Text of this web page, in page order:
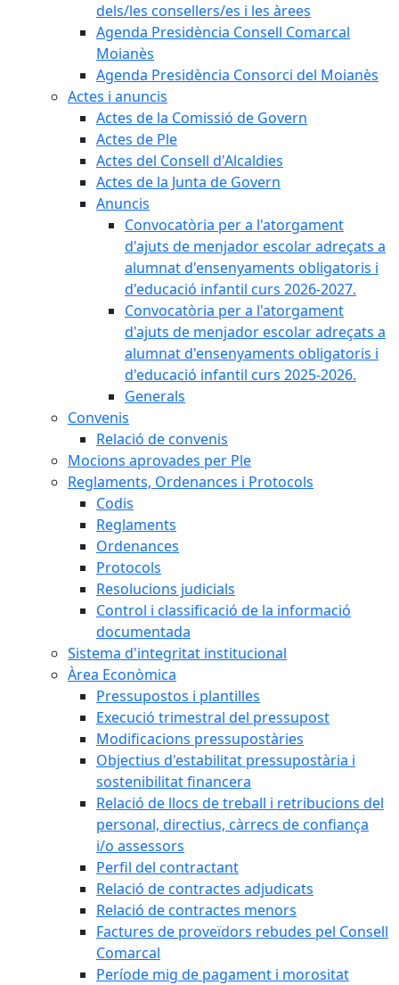
dels/les consellers/es i les àrees
Agenda Presidència Consell Comarcal
Moianès
Agenda Presidència Consorci del Moianès
Actes i anuncis
Actes de la Comissió de Govern
Actes de Ple
Actes del Consell d'Alcaldies
Actes de la Junta de Govern
Anuncis
Convocatòria per a l'atorgament
d'ajuts de menjador escolar adreçats a
alumnat d'ensenyaments obligatoris i
d'educació infantil curs 2026-2027.
Convocatòria per a l'atorgament
d'ajuts de menjador escolar adreçats a
alumnat d'ensenyaments obligatoris i
d'educació infantil curs 2025-2026.
Generals
Convenis
Relació de convenis
Mocions aprovades per Ple
Reglaments, Ordenances i Protocols
Codis
Reglaments
Ordenances
Protocols
Resolucions judicials
Control i classificació de la informació
documentada
Sistema d'integritat institucional
Àrea Econòmica
Pressupostos i plantilles
Execució trimestral del pressupost
Modificacions pressupostàries
Objectius d'estabilitat pressupostària i
sostenibilitat financera
Relació de llocs de treball i retribucions del
personal, directius, càrrecs de confiança
i/o assessors
Perfil del contractant
Relació de contractes adjudicats
Relació de contractes menors
Factures de proveïdors rebudes pel Consell
Comarcal
Període mig de pagament i morositat